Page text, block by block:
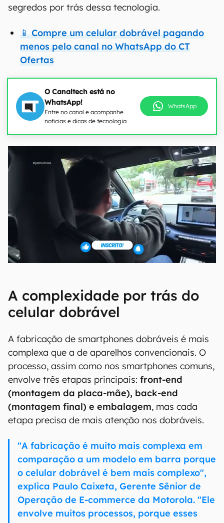
segredos por trás dessa tecnologia.
📱 Compre um celular dobrável pagando
menos pelo canal no WhatsApp do CT
Ofertas
O Canaltech está no
WhatsApp!
Entre no canal e acompanhe
notícias e dicas de tecnologia
WhatsApp
A complexidade por trás do
celular dobrável
A fabricação de smartphones dobráveis é mais
complexa que a de aparelhos convencionais. O
processo, assim como nos smartphones comuns,
envolve três etapas principais: front-end
(montagem da placa-mãe), back-end
(montagem final) e embalagem, mas cada
etapa precisa de mais atenção nos dobráveis.
"A fabricação é muito mais complexa em
comparação a um modelo em barra porque
o celular dobrável é bem mais complexo",
explica Paulo Caixeta, Gerente Sênior de
Operação de E-commerce da Motorola. "Ele
envolve muitos processos, porque esses